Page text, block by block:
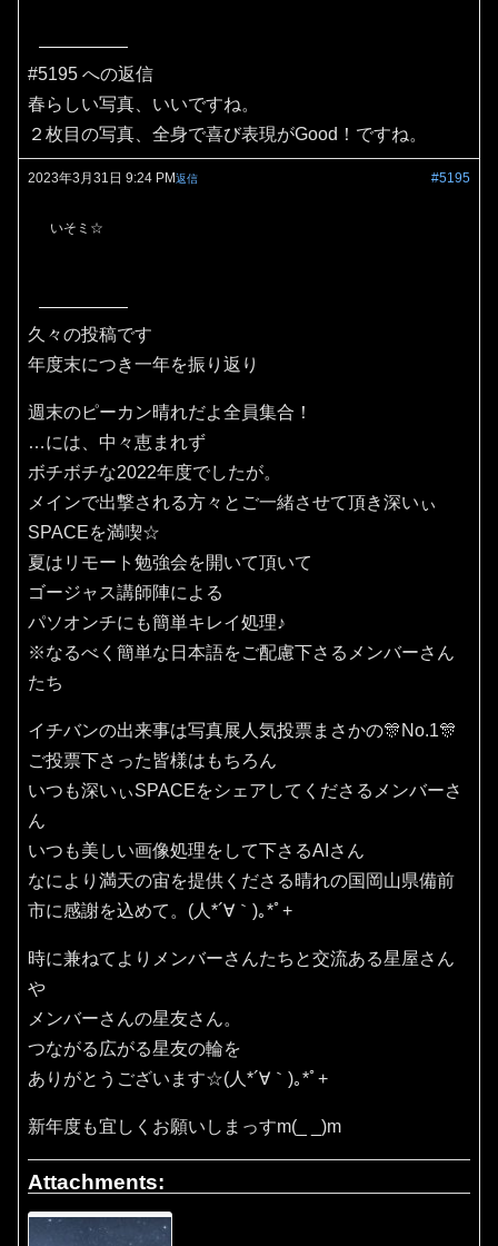
#5195 への返信
春らしい写真、いいですね。
２枚目の写真、全身で喜び表現がGood！ですね。
2023年3月31日 9:24 PM #5195
返信
いそミ☆
久々の投稿です
年度末につき一年を振り返り
週末のピーカン晴れだよ全員集合！
…には、中々恵まれず
ボチボチな2022年度でしたが。
メインで出撃される方々とご一緒させて頂き深いぃ
SPACEを満喫☆
夏はリモート勉強会を開いて頂いて
ゴージャス講師陣による
パソオンチにも簡単キレイ処理♪
※なるべく簡単な日本語をご配慮下さるメンバーさん
たち
イチバンの出来事は写真展人気投票まさかの🎊No.1🎊
ご投票下さった皆様はもちろん
いつも深いぃSPACEをシェアしてくださるメンバーさ
ん
いつも美しい画像処理をして下さるAIさん
なにより満天の宙を提供くださる晴れの国岡山県備前
市に感謝を込めて。(⁠人⁠*⁠´⁠∀⁠｀⁠)⁠｡⁠*ﾟ⁠+
時に兼ねてよりメンバーさんたちと交流ある星屋さん
や
メンバーさんの星友さん。
つながる広がる星友の輪を
ありがとうございます☆(⁠人⁠*⁠´⁠∀⁠｀⁠)⁠｡⁠*ﾟ⁠+
新年度も宜しくお願いしまっすm(_ _)m
Attachments: